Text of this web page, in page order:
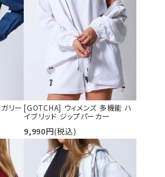
リー [GOTCHA] ウィメンズ 多機能 ハ
イブリッド ジップパーカー
9,990円(税込)